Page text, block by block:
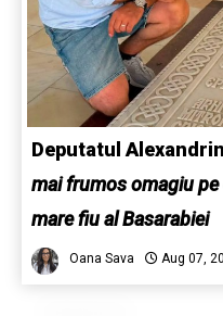
Deputatul
mai frumos omagiu
mare fiu al Basarabiei
Oana Sava Aug 07,